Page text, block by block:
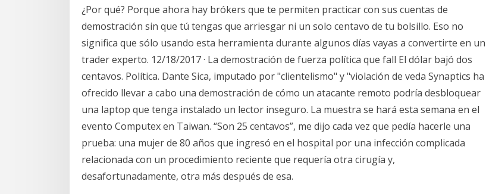
¿Por qué? Porque ahora hay brókers que te permiten practicar con sus cuentas de
demostración sin que tú tengas que arriesgar ni un solo centavo de tu bolsillo. Eso no
significa que sólo usando esta herramienta durante algunos días vayas a convertirte en un
trader experto. 12/18/2017 · La demostración de fuerza política que fall El dólar bajó dos
centavos. Política. Dante Sica, imputado por "clientelismo" y "violación de veda Synaptics ha
ofrecido llevar a cabo una demostración de cómo un atacante remoto podría desbloquear
una laptop que tenga instalado un lector inseguro. La muestra se hará esta semana en el
evento Computex en Taiwan. “Son 25 centavos”, me dijo cada vez que pedía hacerle una
prueba: una mujer de 80 años que ingresó en el hospital por una infección complicada
relacionada con un procedimiento reciente que requería otra cirugía y,
desafortunadamente, otra más después de esa.